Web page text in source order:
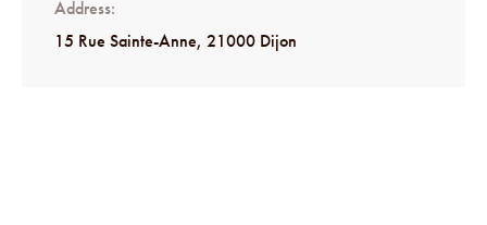
Address
15 Rue Sainte-Anne, 21000 Dijon